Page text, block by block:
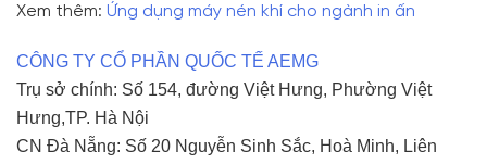
Xem thêm: Ứng dụng máy nén khí cho ngành in ấn
CÔNG TY CỔ PHẦN QUỐC TẾ AEMG
Trụ sở chính: Số 154, đường Việt Hưng, Phường Việt
Hưng,TP. Hà Nội
CN Đà Nẵng: Số 20 Nguyễn Sinh Sắc, Hoà Minh, Liên